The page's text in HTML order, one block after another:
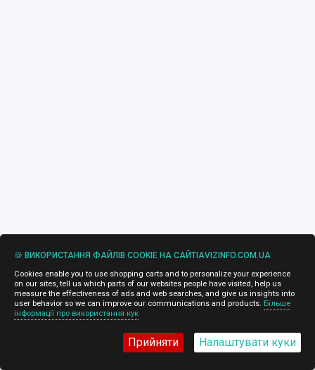
🍪 ВИКОРИСТАННЯ ФАЙЛІВ COOKIE НА САЙТІAVIZINFO.COM.UA
Cookies enable you to use shopping carts and to personalize your experience
on our sites, tell us which parts of our websites people have visited, help us
measure the effectiveness of ads and web searches, and give us insights into
user behavior so we can improve our communications and products. Більше
інформації про використання кук
Прийняти Налаштувати куки